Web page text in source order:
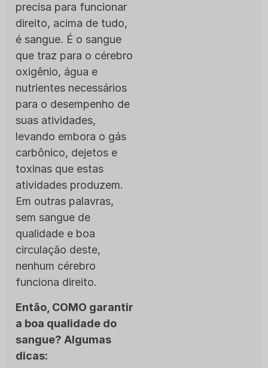
precisa para funcionar
direito, acima de tudo,
é sangue. É o sangue
que traz para o cérebro
oxigênio, água e
nutrientes necessários
para o desempenho de
suas atividades,
levando embora o gás
carbônico, dejetos e
toxinas que estas
atividades produzem.
Em outras palavras,
sem sangue de
qualidade e boa
circulação deste,
nenhum cérebro
funciona direito.
Então, COMO garantir
a boa qualidade do
sangue? Algumas
dicas: